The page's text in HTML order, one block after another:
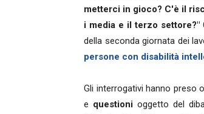
metterci in gioco? C'è il
i media e il terzo settore?"
della seconda giornata dei
persone con disabilità
Gli interrogativi hanno preso
e questioni oggetto del